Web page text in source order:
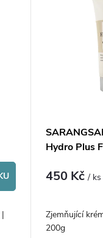
Hydro Plus
450 Kč/ ks
Zjemňující
200g